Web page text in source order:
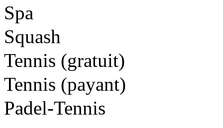
Spa
Squash
Tennis (gratuit)
Tennis (payant)
Padel-Tennis